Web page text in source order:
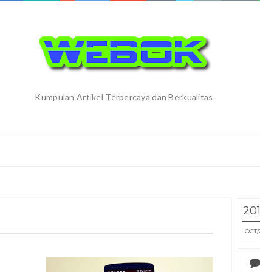
Kumpulan Artikel Terpercaya dan Berkualitas
OCT